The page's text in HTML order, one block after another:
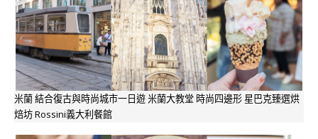
米蘭 結合復古與時尚城市一日遊 米蘭大教堂 時尚四邊形 星巴克臻選烘
焙坊 Rossini義大利餐館